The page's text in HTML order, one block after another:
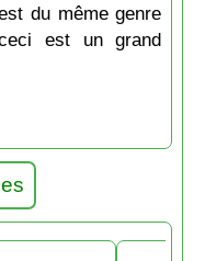
du même genre
est un grand